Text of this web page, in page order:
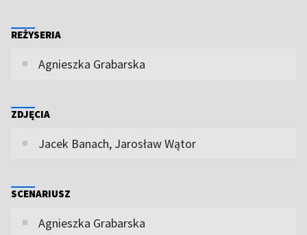
REŻYSERIA
Agnieszka Grabarska
ZDJĘCIA
Jacek Banach, Jarosław Wątor
SCENARIUSZ
Agnieszka Grabarska